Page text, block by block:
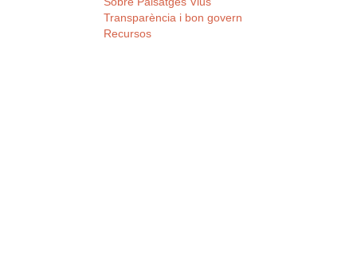
Transparència i bon govern
Recursos